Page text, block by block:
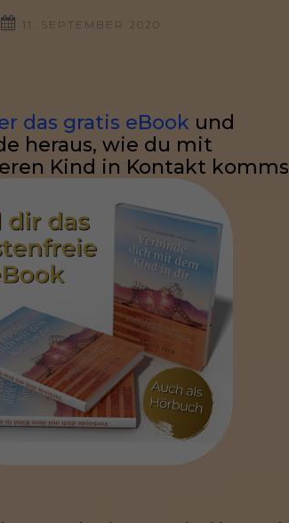
11. SEPTEMBER 2020
das gratis eBook und
heraus, wie du mit
Kind in Kontakt